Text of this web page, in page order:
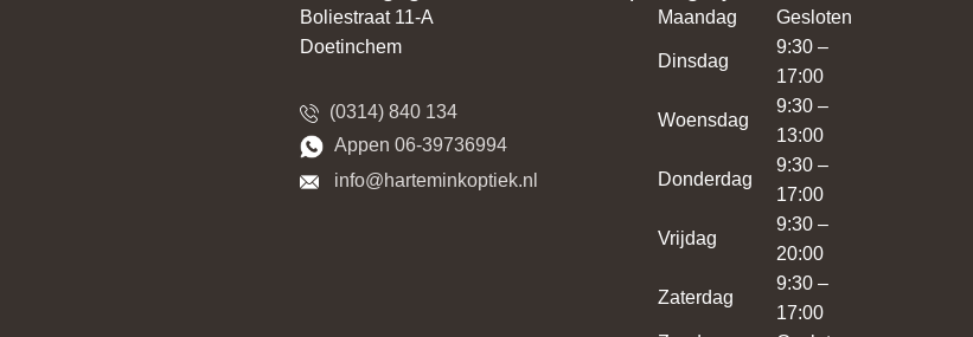
Boliestraat 11-A
Doetinchem
(0314) 840 134
​​Appen 06-39736994
​​​ info@harteminkoptiek.nl
Maandag Gesloten
Dinsdag
9:30 –
17:00
Woensdag
9:30 –
13:00
Donderdag
9:30 –
17:00
Vrijdag
9:30 –
20:00
Zaterdag
9:30 –
17:00